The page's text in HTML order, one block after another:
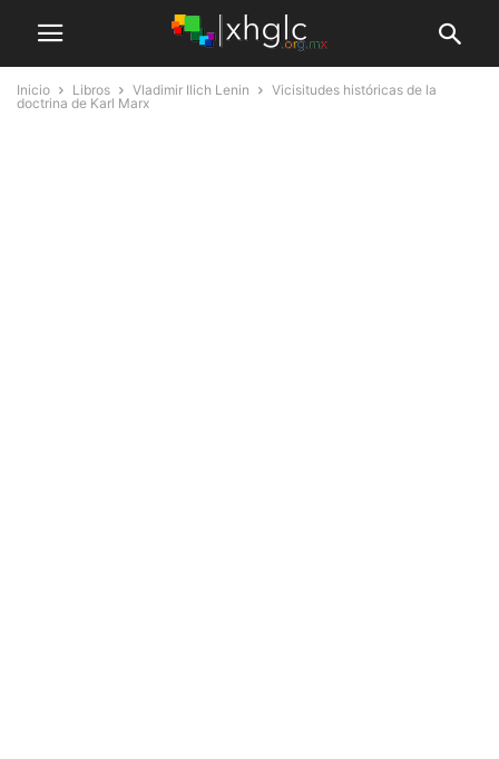
Inicio Libros Vladimir Ilich Lenin
Vicisitudes históricas de la
doctrina de Karl Marx